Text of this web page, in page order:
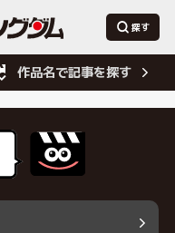
作品名で記事を探す